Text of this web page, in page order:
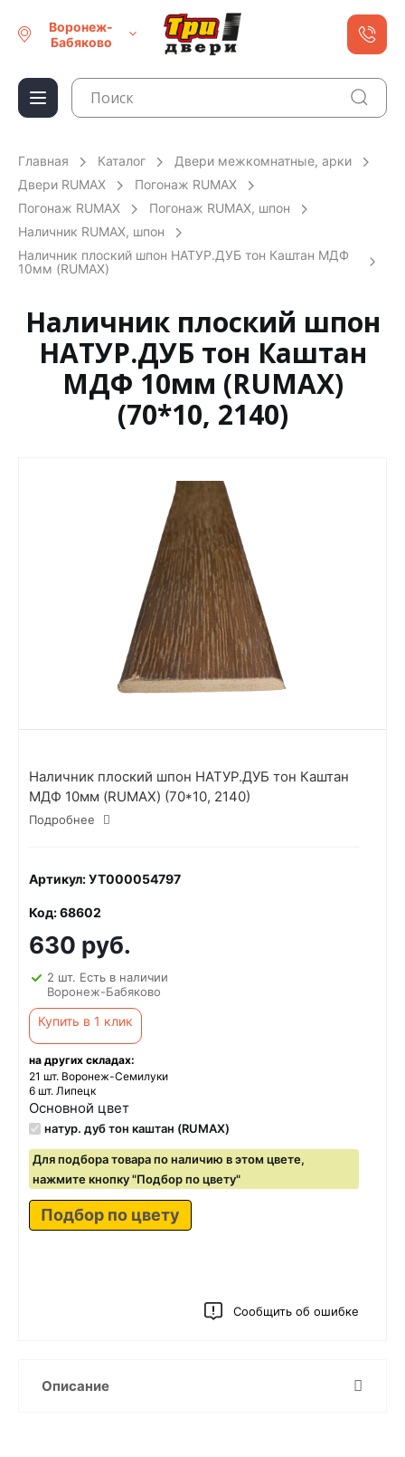
Воронеж-
Бабяково
Главная Каталог
Двери межкомнатные, арки
Двери RUMAX
Погонаж RUMAX
Погонаж RUMAX
Погонаж RUMAX, шпон
Наличник RUMAX, шпон
Наличник плоский шпон НАТУР.ДУБ тон Каштан МДФ
10мм (RUMAX)
Наличник плоский шпон
НАТУР.ДУБ тон Каштан
МДФ 10мм (RUMAX)
(70*10, 2140)
Наличник плоский шпон НАТУР.ДУБ тон Каштан
МДФ 10мм (RUMAX) (70*10, 2140)
Подробнее
Артикул: УТ000054797
Код: 68602
630 руб.
2 шт. Есть в наличии
Воронеж-Бабяково
Купить в 1 клик
на других складах:
21 шт. Воронеж-Семилуки
6 шт. Липецк
Основной цвет
натур. дуб тон каштан (RUMAX)
Для подбора товара по наличию в этом цвете,
нажмите кнопку "Подбор по цвету"
Подбор по цвету
Сообщить об ошибке
Описание